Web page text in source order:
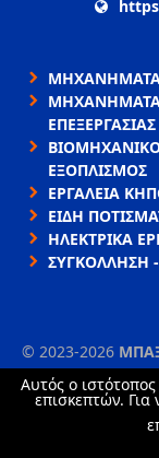
ΕΞΟΠΛΙΣΜΟΣ
ΕΙΔΗ
ΗΛΕΚΤΡΙΚΑ
ΣΥΓΚΟΛΛΗΣΗ
© 2023-2026
ΌΡΟΙ ΧΡΉΣΗΣ
Αυτός ο
επισκεπτών.